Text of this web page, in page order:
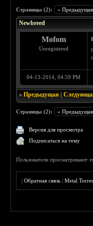
Страницы (2): « Предыдущая
Newbreed
Mofom
Unregistered
04-13-2014, 04:59 PM
«Предыдущая |
Страницы (2): « Предыдущая
Версия для просмотра
Подписаться на тему
Пользователи просматривают
|Обратная связь |Metal